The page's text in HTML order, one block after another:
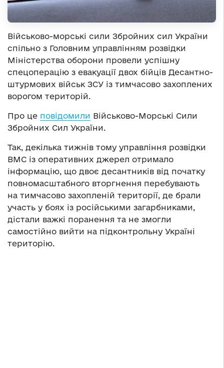
Військово-морські сили Збройних сил України
спільно з Головним управлінням розвідки
Міністерства оборони провели успішну
спецоперацію з евакуації двох бійців Десантно-
штурмових військ ЗСУ із тимчасово захоплених
ворогом територій.
Про це повідомили Військово-Морські Сили
Збройних Сил України.
Так, декілька тижнів тому управління розвідки
ВМС із оперативних джерел отримало
інформацію, що двоє десантників від початку
повномасштабного вторгнення перебувають
на тимчасово захопленій території, де брали
участь у боях із російськими загарбниками,
дістали важкі поранення та не змогли
самостійно вийти на підконтрольну Україні
територію.